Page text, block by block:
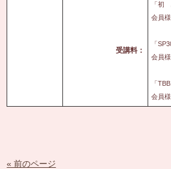
受講料：
「初
会員
「
会員
「
会員
« 前のページ